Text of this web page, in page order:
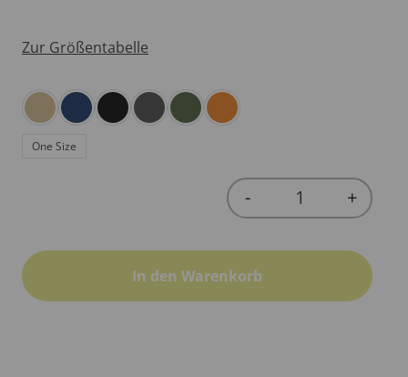
Zur Größentabelle
One Size
Quantity
- +
In den Warenkorb